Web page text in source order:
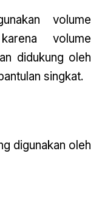
volume
volume
didukung oleh
singkat.
digunakan oleh